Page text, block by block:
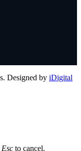
Designed by iDigital
Esc to cancel.